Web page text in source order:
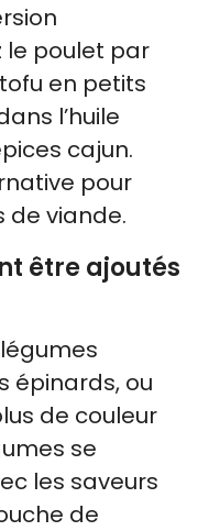
le poulet par
en petits
l’huile
cajun.
pour
de viande.
être ajoutés
épinards, ou
de couleur
se
les saveurs
de